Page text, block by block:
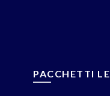
PACCHETTI